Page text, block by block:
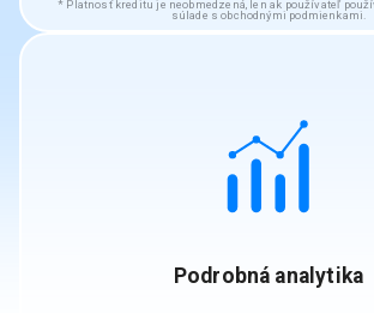
Platnosť kreditu je neobmedzená, len ak používateľ
súlade s obchodnými podmienkami.
Podrobná analytika